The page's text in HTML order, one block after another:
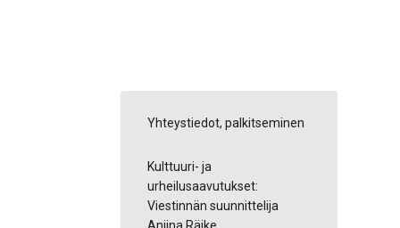
Yhteystiedot, palkitseminen
Kulttuuri- ja
urheilusaavutukset:
Viestinnän suunnittelija